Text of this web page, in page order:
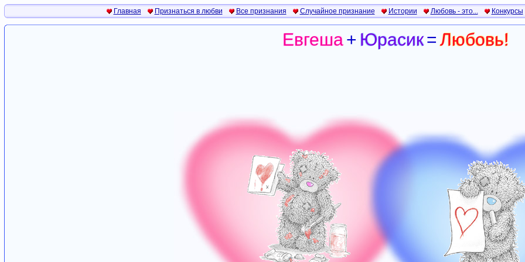
Главная Признаться в любви Все признания Случайное признание Истории Любовь - это... Конкурсы
Евгеша+ Юрасик= Любовь!
Евгеша + Юрасик =Любовь!
Евгеша+ Юрасик= Любовь!